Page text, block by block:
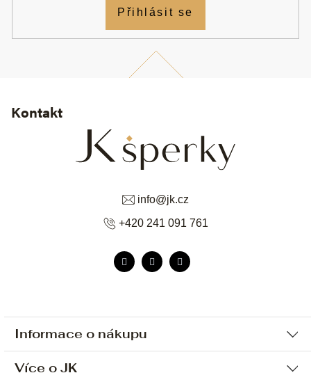
Informace o nákupu
Ochrana osobních údajů
Více o JK
Kontakt
info@jk.cz
+420 241 091 761
Přihlásit se